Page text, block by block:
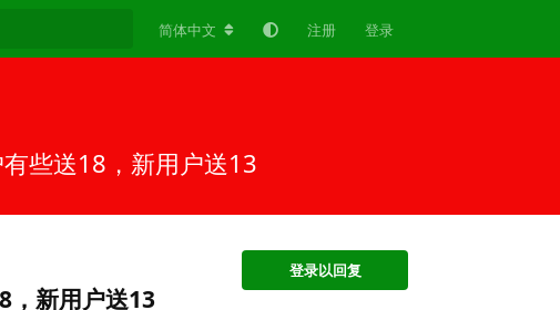
简体中文 注册 登录
些送18，新用户送13
登录以回复
，新用户送13